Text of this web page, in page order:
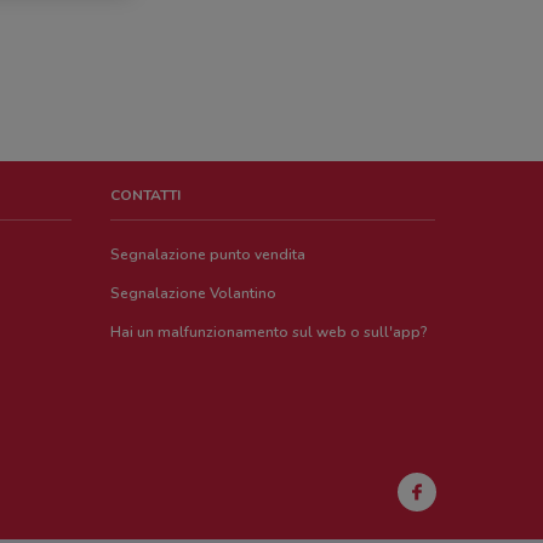
CONTATTI
Segnalazione punto vendita
Segnalazione Volantino
Hai un malfunzionamento sul web o sull'app?